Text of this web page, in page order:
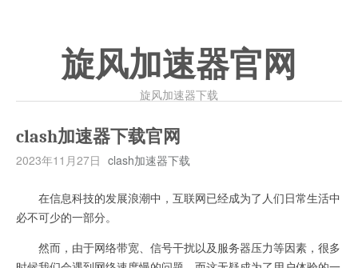
旋风加速器官网
旋风加速器下载
clash加速器下载官网
2023年11月27日 clash加速器下载
在信息科技的发展浪潮中，互联网已经成为了人们日常生活中
必不可少的一部分。
然而，由于网络带宽、信号干扰以及服务器压力等因素，很多